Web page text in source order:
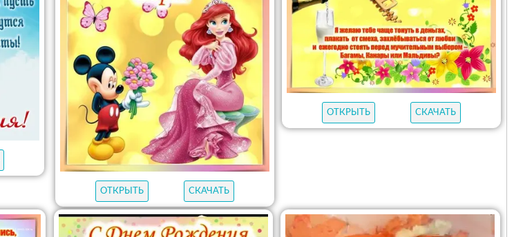
ОТКРЫТЬ СКАЧАТЬ
ОТКРЫТЬ СКАЧАТЬ